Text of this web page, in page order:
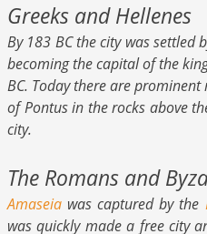
Greeks and Hellenes
By 183 BC the city was settled
becoming the capital of the
BC. Today there are
of Pontus in the rocks above
city.
The Romans and
Amaseia was captured by the
was quickly made a free city